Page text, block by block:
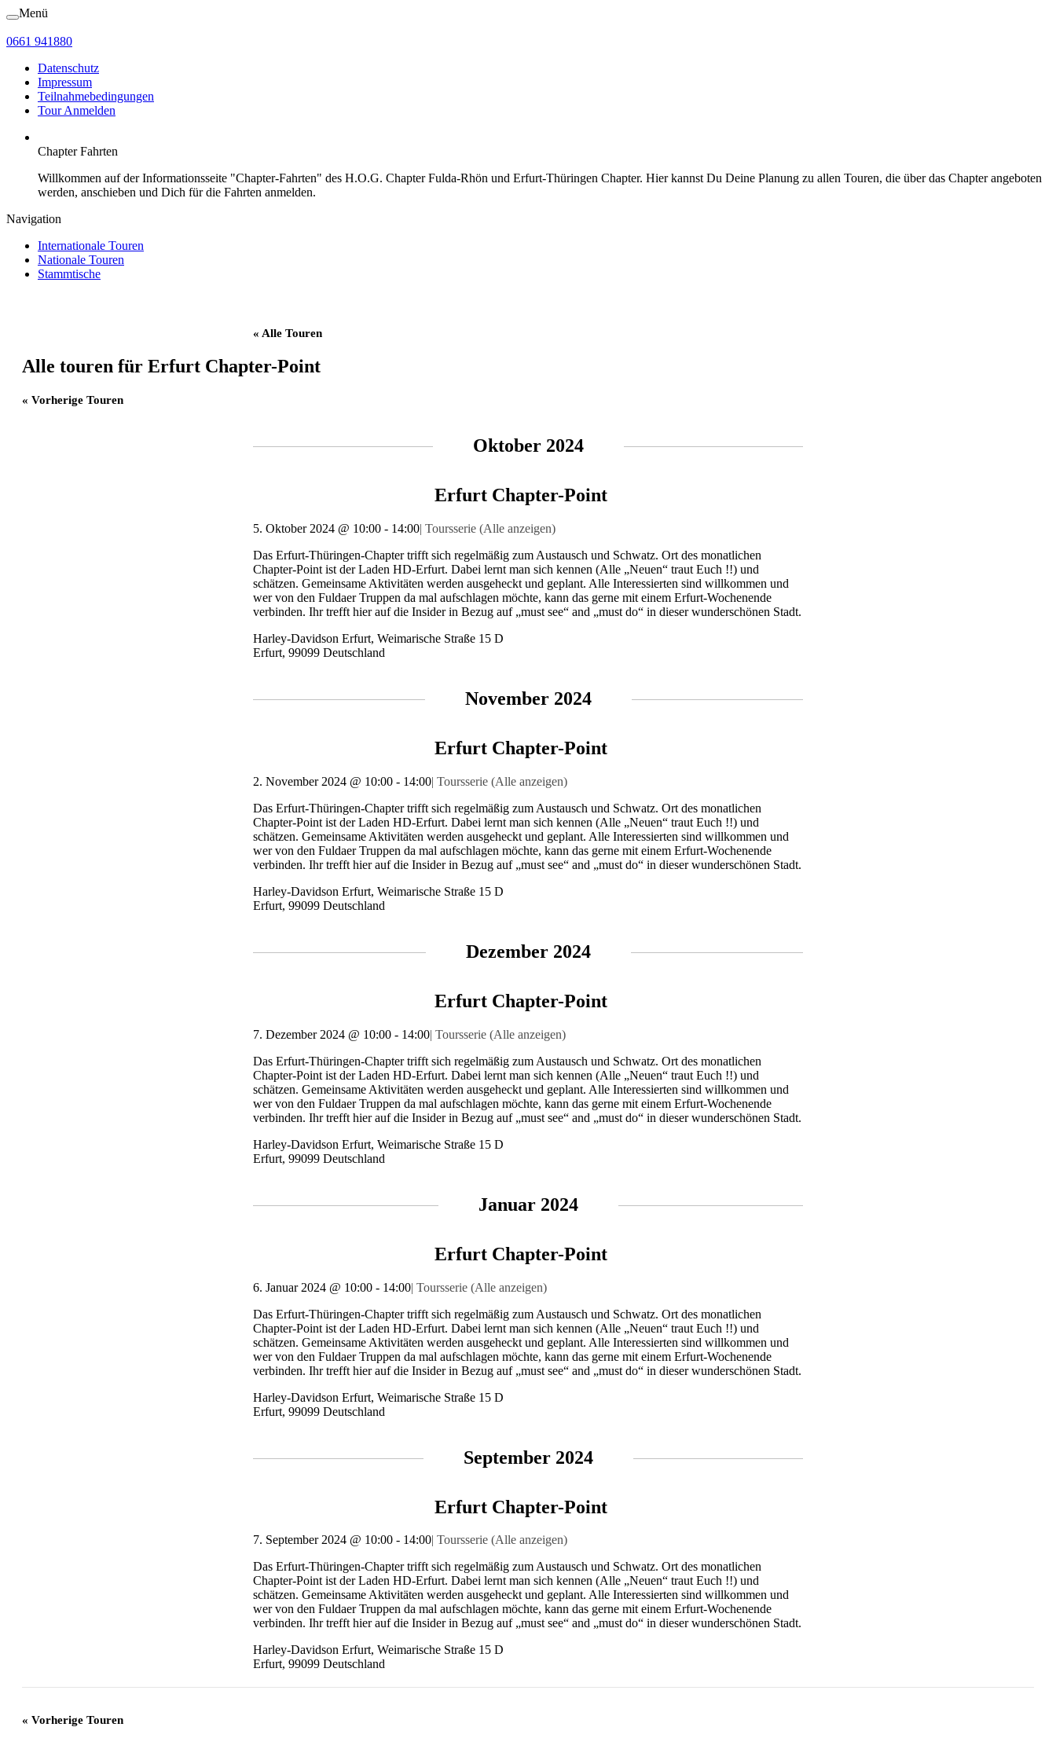
Menü
0661 941880
Datenschutz
Impressum
Teilnahmebedingungen
Tour Anmelden
Chapter Fahrten
Willkommen auf der Informationsseite "Chapter-Fahrten" des H.O.G. Chapter Fulda-Rhön und Erfurt-Thüringen Chapter. Hier kannst Du Deine Planung zu allen Touren, die über das Chapter angeboten
werden, anschieben und Dich für die Fahrten anmelden.
Navigation
Internationale Touren
Nationale Touren
Stammtische
« Alle Touren
Alle touren für Erfurt Chapter-Point
« Vorherige Touren
Oktober 2024
Erfurt Chapter-Point
5. Oktober 2024 @ 10:00 - 14:00| Toursserie (Alle anzeigen)
Das Erfurt-Thüringen-Chapter trifft sich regelmäßig zum Austausch und Schwatz. Ort des monatlichen
Chapter-Point ist der Laden HD-Erfurt. Dabei lernt man sich kennen (Alle „Neuen“ traut Euch !!) und
schätzen. Gemeinsame Aktivitäten werden ausgeheckt und geplant. Alle Interessierten sind willkommen und
wer von den Fuldaer Truppen da mal aufschlagen möchte, kann das gerne mit einem Erfurt-Wochenende
verbinden. Ihr trefft hier auf die Insider in Bezug auf „must see“ and „must do“ in dieser wunderschönen Stadt.
Harley-Davidson Erfurt, Weimarische Straße 15 D
Erfurt, 99099 Deutschland
November 2024
Erfurt Chapter-Point
2. November 2024 @ 10:00 - 14:00| Toursserie (Alle anzeigen)
Das Erfurt-Thüringen-Chapter trifft sich regelmäßig zum Austausch und Schwatz. Ort des monatlichen
Chapter-Point ist der Laden HD-Erfurt. Dabei lernt man sich kennen (Alle „Neuen“ traut Euch !!) und
schätzen. Gemeinsame Aktivitäten werden ausgeheckt und geplant. Alle Interessierten sind willkommen und
wer von den Fuldaer Truppen da mal aufschlagen möchte, kann das gerne mit einem Erfurt-Wochenende
verbinden. Ihr trefft hier auf die Insider in Bezug auf „must see“ and „must do“ in dieser wunderschönen Stadt.
Harley-Davidson Erfurt, Weimarische Straße 15 D
Erfurt, 99099 Deutschland
Dezember 2024
Erfurt Chapter-Point
7. Dezember 2024 @ 10:00 - 14:00| Toursserie (Alle anzeigen)
Das Erfurt-Thüringen-Chapter trifft sich regelmäßig zum Austausch und Schwatz. Ort des monatlichen
Chapter-Point ist der Laden HD-Erfurt. Dabei lernt man sich kennen (Alle „Neuen“ traut Euch !!) und
schätzen. Gemeinsame Aktivitäten werden ausgeheckt und geplant. Alle Interessierten sind willkommen und
wer von den Fuldaer Truppen da mal aufschlagen möchte, kann das gerne mit einem Erfurt-Wochenende
verbinden. Ihr trefft hier auf die Insider in Bezug auf „must see“ and „must do“ in dieser wunderschönen Stadt.
Harley-Davidson Erfurt, Weimarische Straße 15 D
Erfurt, 99099 Deutschland
Januar 2024
Erfurt Chapter-Point
6. Januar 2024 @ 10:00 - 14:00| Toursserie (Alle anzeigen)
Das Erfurt-Thüringen-Chapter trifft sich regelmäßig zum Austausch und Schwatz. Ort des monatlichen
Chapter-Point ist der Laden HD-Erfurt. Dabei lernt man sich kennen (Alle „Neuen“ traut Euch !!) und
schätzen. Gemeinsame Aktivitäten werden ausgeheckt und geplant. Alle Interessierten sind willkommen und
wer von den Fuldaer Truppen da mal aufschlagen möchte, kann das gerne mit einem Erfurt-Wochenende
verbinden. Ihr trefft hier auf die Insider in Bezug auf „must see“ and „must do“ in dieser wunderschönen Stadt.
Harley-Davidson Erfurt, Weimarische Straße 15 D
Erfurt, 99099 Deutschland
September 2024
Erfurt Chapter-Point
7. September 2024 @ 10:00 - 14:00| Toursserie (Alle anzeigen)
Das Erfurt-Thüringen-Chapter trifft sich regelmäßig zum Austausch und Schwatz. Ort des monatlichen
Chapter-Point ist der Laden HD-Erfurt. Dabei lernt man sich kennen (Alle „Neuen“ traut Euch !!) und
schätzen. Gemeinsame Aktivitäten werden ausgeheckt und geplant. Alle Interessierten sind willkommen und
wer von den Fuldaer Truppen da mal aufschlagen möchte, kann das gerne mit einem Erfurt-Wochenende
verbinden. Ihr trefft hier auf die Insider in Bezug auf „must see“ and „must do“ in dieser wunderschönen Stadt.
Harley-Davidson Erfurt, Weimarische Straße 15 D
Erfurt, 99099 Deutschland
« Vorherige Touren